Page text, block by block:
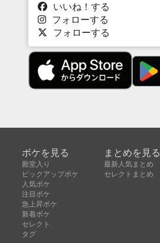
いいね！する
フォローする
フォローする
ボケを見る
殿堂入り
ピックアップボケ
人気ボケ
注目ボケ
急上昇ボケ
新着ボケ
セレクト
タグ
まとめを見る
最新人気まとめ
セレクトまとめ